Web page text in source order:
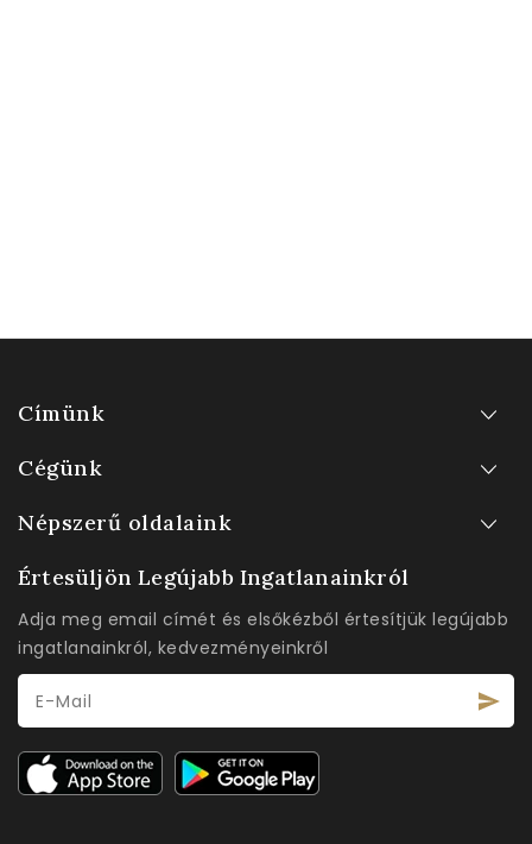
Címünk
Cégünk
Népszerű oldalaink
Értesüljön Legújabb Ingatlanainkról
Adja meg email címét és elsőkézből értesítjük legújabb
ingatlanainkról, kedvezményeinkről
E-Mail